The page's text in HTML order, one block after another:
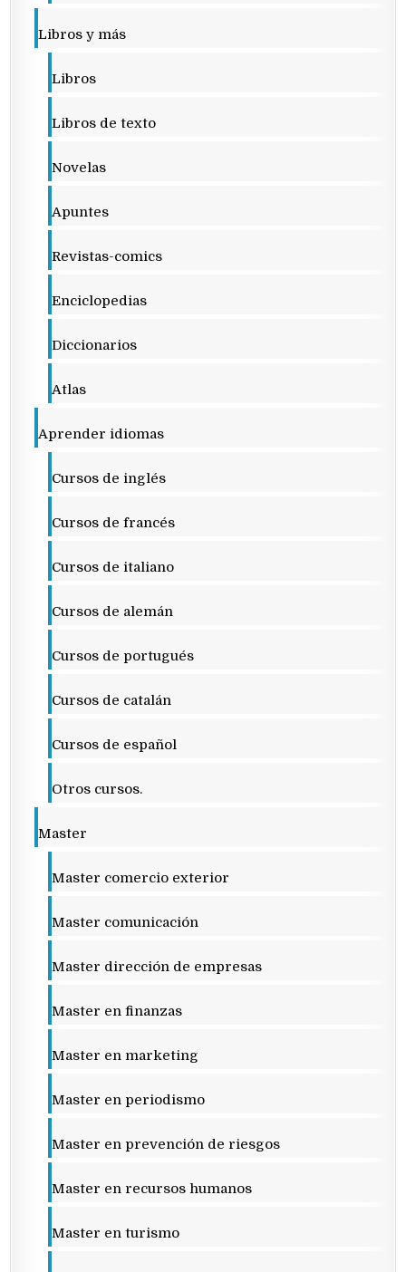
Libros y más
Libros
Libros de texto
Novelas
Apuntes
Revistas-comics
Enciclopedias
Diccionarios
Atlas
Aprender idiomas
Cursos de inglés
Cursos de francés
Cursos de italiano
Cursos de alemán
Cursos de portugués
Cursos de catalán
Cursos de español
Otros cursos.
Master
Master comercio exterior
Master comunicación
Master dirección de empresas
Master en finanzas
Master en marketing
Master en periodismo
Master en prevención de riesgos
Master en recursos humanos
Master en turismo